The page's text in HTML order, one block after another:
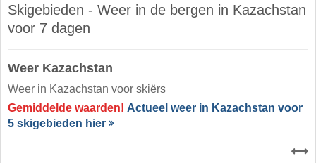
Skigebieden - Weer in de bergen in Kazachstan
voor 7 dagen
Weer Kazachstan
Weer in Kazachstan voor skiërs
Gemiddelde waarden! Actueel weer in Kazachstan voor
5 skigebieden hier